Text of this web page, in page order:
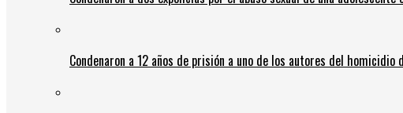
Condenaron a 12 años de prisión a uno de los autores del homicidio